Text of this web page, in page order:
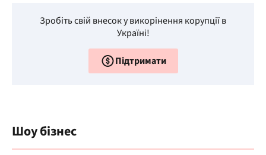
Зробіть свій внесок у викорінення корупції в
Україні!
Підтримати
Шоу бізнес